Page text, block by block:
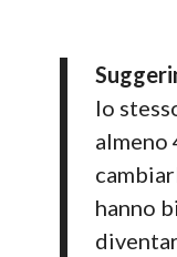
lo
almeno
hanno